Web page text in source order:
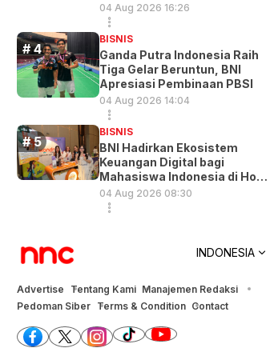
04 Aug 2026 16:26
BISNIS
Ganda Putra Indonesia Raih
Tiga Gelar Beruntun, BNI
Apresiasi Pembinaan PBSI
04 Aug 2026 14:04
BISNIS
BNI Hadirkan Ekosistem
Keuangan Digital bagi
Mahasiswa Indonesia di Hong
Kong
04 Aug 2026 08:30
INDONESIA
Advertise Tentang Kami Manajemen Redaksi
Pedoman Siber Terms & Condition Contact